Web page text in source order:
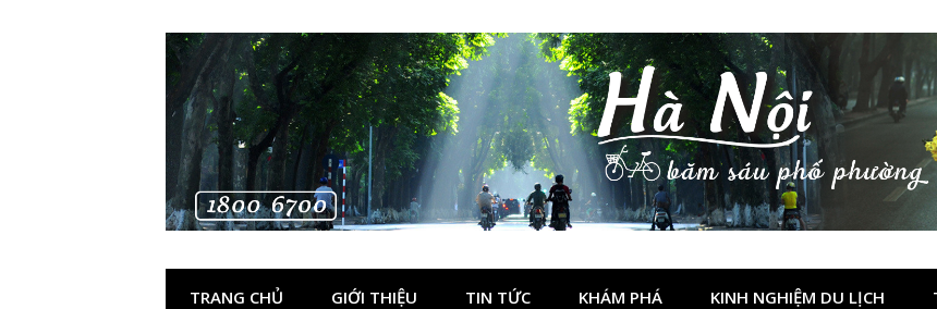
TRANG CHỦ GIỚI THIỆU TIN TỨC KHÁM PHÁ KINH NGHIỆM DU LỊCH